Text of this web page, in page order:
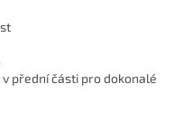
přední části pro dokonalé